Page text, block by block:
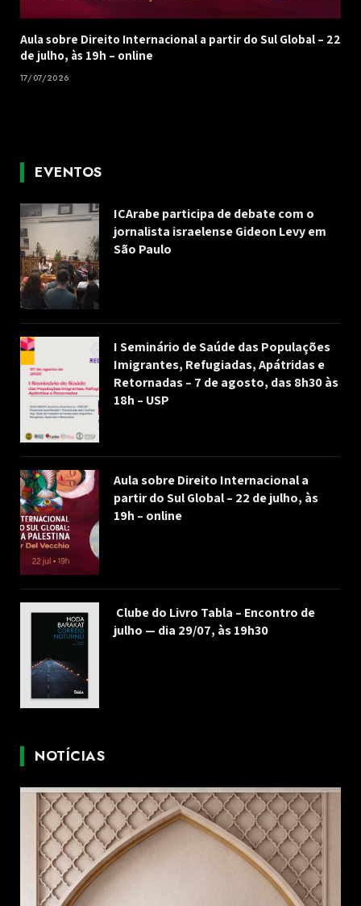
Aula sobre Direito Internacional a partir do Sul Global – 22
de julho, às 19h – online
17/07/2026
EVENTOS
ICArabe participa de debate com o
jornalista israelense Gideon Levy em
São Paulo
I Seminário de Saúde das Populações
Imigrantes, Refugiadas, Apátridas e
Retornadas – 7 de agosto, das 8h30 às
18h – USP
Aula sobre Direito Internacional a
partir do Sul Global – 22 de julho, às
19h – online
Clube do Livro Tabla – Encontro de
julho — dia 29/07, às 19h30
NOTÍCIAS